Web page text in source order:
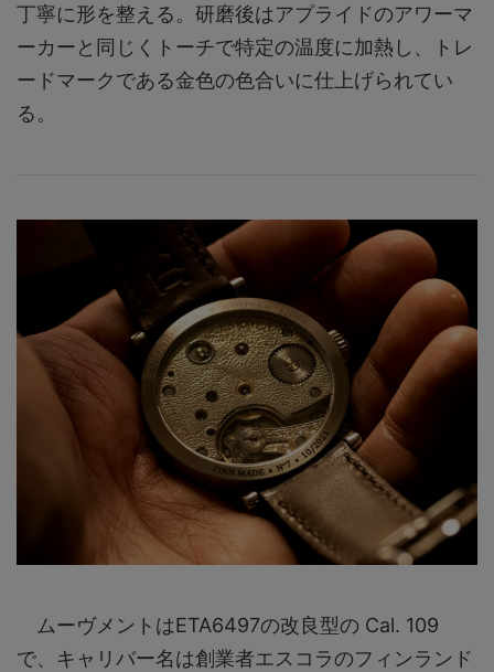
丁寧に形を整える。研磨後はアプライドのアワーマ
ーカーと同じくトーチで特定の温度に加熱し、トレ
ードマークである金色の色合いに仕上げられてい
る。
ムーヴメントはETA6497の改良型の Cal. 109
で、キャリバー名は創業者エスコラのフィンランド